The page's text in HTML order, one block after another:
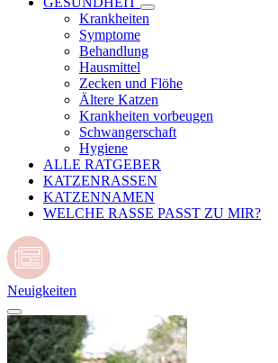
Krankheiten
Symptome
Behandlung
Hausmittel
Zecken und Flöhe
Ältere Katzen
Krankheiten vorbeugen
Schwangerschaft
Hygiene
ALLE RATGEBER
KATZENRASSEN
KATZENNAMEN
WELCHE RASSE PASST ZU MIR?
Neuigkeiten